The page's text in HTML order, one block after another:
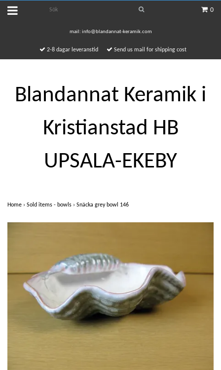
0
mail: info@blandannat-keramik.com
2-8 dagar leveranstid Send us mail for shipping cost
Blandannat Keramik i
Kristianstad HB
UPSALA-EKEBY
Home › Sold items - bowls › Snäcka grey bowl 146